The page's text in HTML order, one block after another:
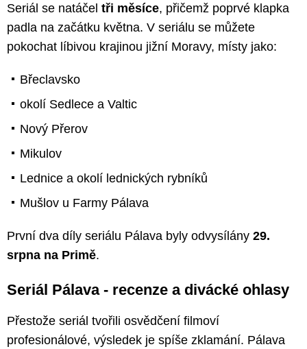
Seriál se natáčel tři měsíce, přičemž poprvé klapka
padla na začátku května. V seriálu se můžete
pokochat líbivou krajinou jižní Moravy, místy jako:
Břeclavsko
okolí Sedlece a Valtic
Nový Přerov
Mikulov
Lednice a okolí lednických rybníků
Mušlov u Farmy Pálava
První dva díly seriálu Pálava byly odvysílány 29.
srpna na Primě.
Seriál Pálava - recenze a divácké ohlasy
Přestože seriál tvořili osvědčení filmoví
profesionálové, výsledek je spíše zklamání. Pálava